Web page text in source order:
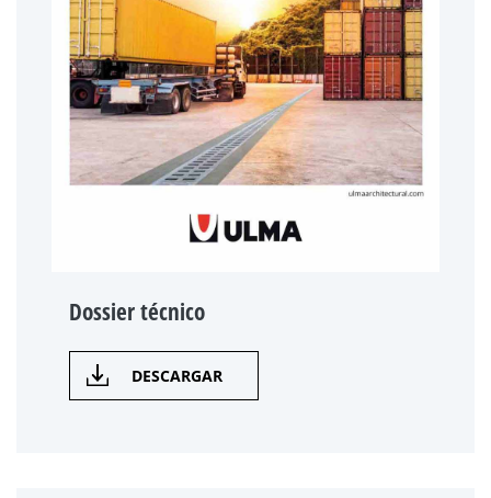
Dossier técnico
DESCARGAR